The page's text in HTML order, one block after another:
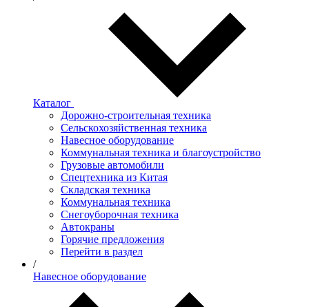
Каталог
Дорожно-строительная техника
Сельскохозяйственная техника
Навесное оборудование
Коммунальная техника и благоустройство
Грузовые автомобили
Спецтехника из Китая
Складская техника
Коммунальная техника
Снегоуборочная техника
Автокраны
Горячие предложения
Перейти в раздел
/
Навесное оборудование